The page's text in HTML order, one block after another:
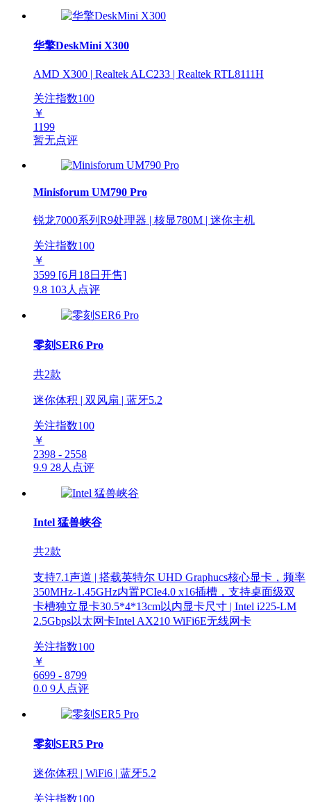
华擎DeskMini X300
AMD X300 | Realtek ALC233 | Realtek RTL8111H
关注指数100
￥
1199
暂无点评
Minisforum UM790 Pro
锐龙7000系列R9处理器 | 核显780M | 迷你主机
关注指数100
￥
3599 [6月18日开售]
9.8 103人点评
零刻SER6 Pro
共2款
迷你体积 | 双风扇 | 蓝牙5.2
关注指数100
￥
2398 - 2558
9.9 28人点评
Intel 猛兽峡谷
共2款
支持7.1声道 | 搭载英特尔 UHD Graphucs核心显卡，频率
350MHz-1.45GHz内置PCIe4.0 x16插槽，支持桌面级双
卡槽独立显卡30.5*4*13cm以内显卡尺寸 | Intel i225-LM
2.5Gbps以太网卡Intel AX210 WiFi6E无线网卡
关注指数100
￥
6699 - 8799
0.0 9人点评
零刻SER5 Pro
迷你体积 | WiFi6 | 蓝牙5.2
关注指数100